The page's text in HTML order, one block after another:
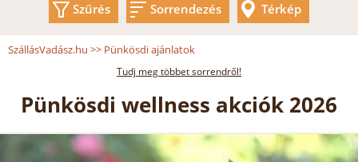
Szűrés Sorrendezés Térkép
SzállásVadász.hu >> Pünkösdi ajánlatok
Tudj meg többet sorrendről!
Pünkösdi wellness akciók 2026